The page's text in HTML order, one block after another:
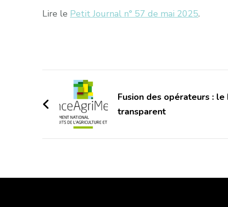
Lire le Petit Journal n° 57 de mai 2025.
Navigation
d'article
Fusion des opérateurs : le
transparent